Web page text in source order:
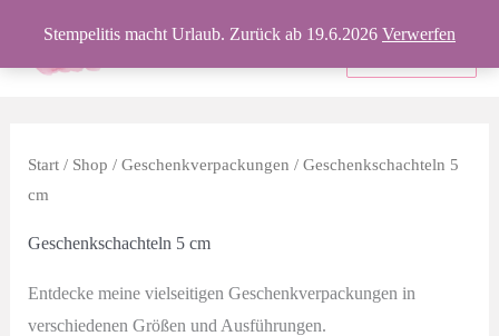
Stempelitis macht Urlaub. Zurück ab 19.6.2026 Verwerfen
springen
Produkte
Start/ Shop / Geschenkverpackungen / Geschenkschachteln 5
cm
Geschenkschachteln 5 cm
Entdecke meine vielseitigen Geschenkverpackungen in
verschiedenen Größen und Ausführungen.